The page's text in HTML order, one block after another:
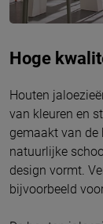
Hoge
Houten
van kleuren en
gemaakt van
natuurlijke
design vormt.
bijvoorbeeld